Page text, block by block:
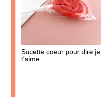
Sucette coeur pour dire je
t'aime
AJOUTER À MA BOX
Sucre aromatisé - Pomme
5.90 €